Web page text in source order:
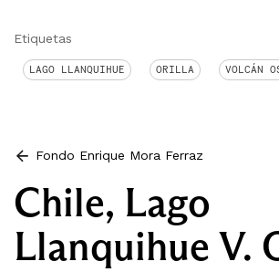
Etiquetas
LAGO LLANQUIHUE ORILLA VOLCÁN
Fondo Enrique Mora Ferraz
Chile, Lago
Llanquihue V.